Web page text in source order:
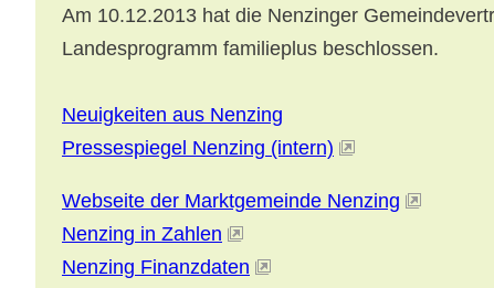
Am 10.12.2013 hat die Nenzinger
Landesprogramm familieplus beschlossen.
Neuigkeiten aus Nenzing
Pressespiegel Nenzing (intern)
Webseite der Marktgemeinde Nenzing
Nenzing in Zahlen
Nenzing Finanzdaten